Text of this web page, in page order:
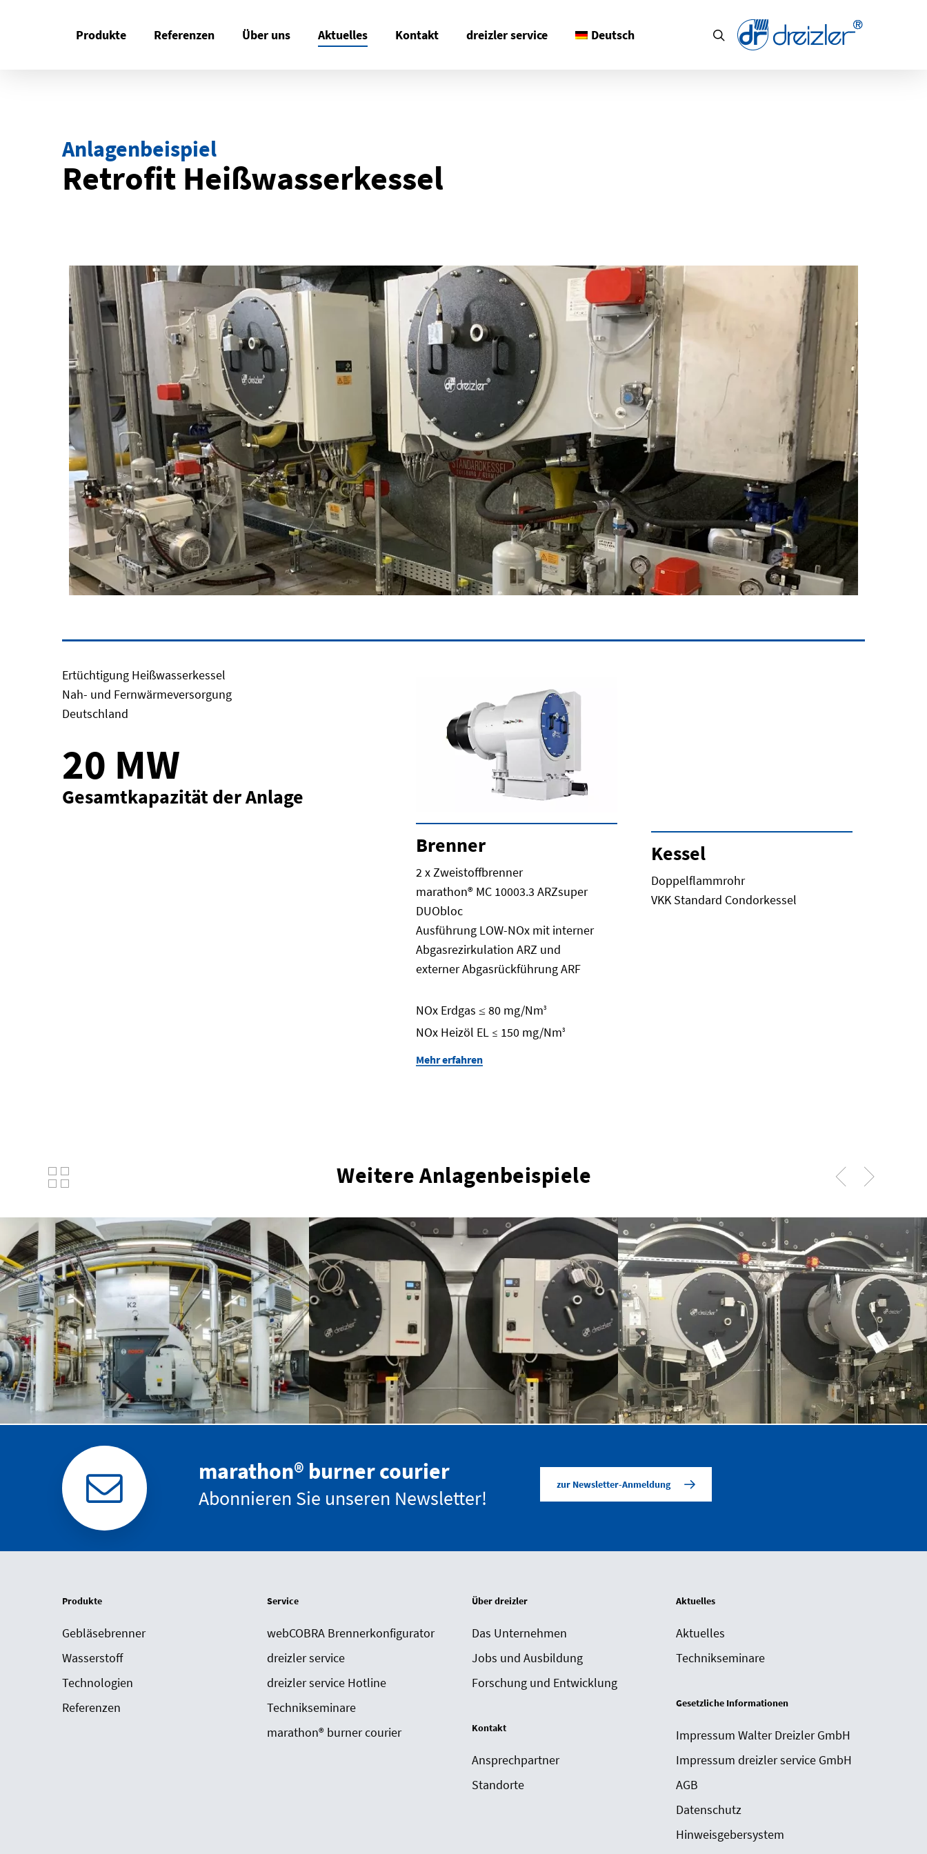
Produkte Referenzen Über uns Aktuelles Kontakt dreizler service Deutsch search
Anlagenbeispiel
Retrofit Heißwasserkessel
Ertüchtigung Heißwasserkessel
Nah- und Fernwärmeversorgung
Deutschland
20 MW
Gesamtkapazität der Anlage
Brenner
2 x Zweistoffbrenner
marathon® MC 10003.3 ARZsuper
DUObloc
Ausführung LOW-NOx mit interner
Abgasrezirkulation ARZ und
externer Abgasrückführung ARF
NOx Erdgas ≤ 80 mg/Nm3
NOx Heizöl EL ≤ 150 mg/Nm3
Mehr erfahren
Kessel
Doppelflammrohr
VKK Standard Condorkessel
Weitere Anlagenbeispiele
Wärmeversorgung Tschechien
Süddeutschland
marathon® burner courier
Abonnieren Sie unseren Newsletter!
zur Newsletter-Anmeldung
Produkte
Gebläsebrenner
Wasserstoff
Technologien
Referenzen
Service
webCOBRA Brennerkonfigurator
dreizler service
dreizler service Hotline
Technikseminare
marathon® burner courier
Über dreizler
Das Unternehmen
Jobs und Ausbildung
Forschung und Entwicklung
Kontakt
Ansprechpartner
Standorte
Aktuelles
Aktuelles
Technikseminare
Gesetzliche Informationen
Impressum Walter Dreizler GmbH
Impressum dreizler service GmbH
AGB
Datenschutz
Hinweisgebersystem